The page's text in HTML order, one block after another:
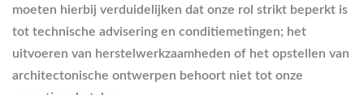
moeten hierbij verduidelijken dat onze rol strikt beperkt is
tot technische advisering en conditiemetingen; het
uitvoeren van herstelwerkzaamheden of het opstellen van
architectonische ontwerpen behoort niet tot onze